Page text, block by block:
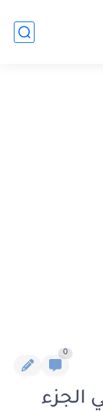
0
الجزء